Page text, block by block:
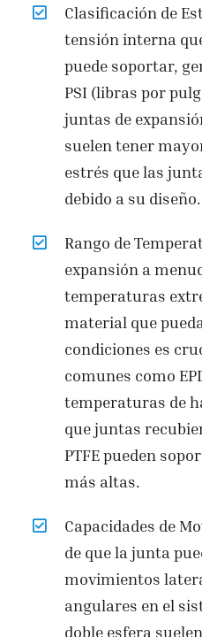
Clasificación de
tensión interna
puede soportar,
PSI (libras por
juntas de
suelen tener
estrés que las
debido a su diseño.
Rango de
expansión a
temperaturas
material que
condiciones es
comunes como
temperaturas de
que juntas
PTFE pueden
más altas.
Capacidades de
de que la junta
movimientos
angulares en el
doble esfera